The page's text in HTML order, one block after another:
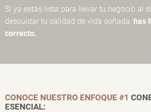
Si ya estás lista para llevar tu negocio al
descuidar tu calidad de vida soñada, has
correcto.
CONOCE NUESTRO ENFOQUE #1
ESENCIAL: